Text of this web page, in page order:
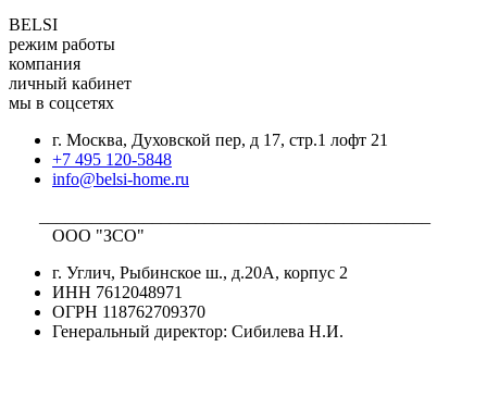
BELSI
режим работы
компания
личный кабинет
мы в соцсетях
г. Москва, Духовской пер, д 17, стр.1 лофт 21
+7 495 120-5848
info@belsi-home.ru
ООО "ЗСО"
г. Углич, Рыбинское ш., д.20А, корпус 2
ИНН 7612048971
ОГРН 118762709370
Генеральный директор: Сибилева Н.И.